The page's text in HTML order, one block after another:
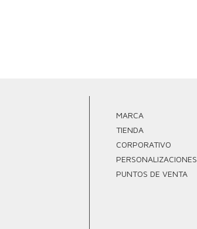
MARCA
TIENDA
CORPORATIVO
PERSONALIZACIONES
PUNTOS DE VENTA